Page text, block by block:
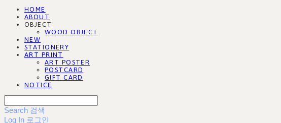
HOME
ABOUT
OBJECT
WOOD OBJECT
NEW
STATIONERY
ART PRINT
ART POSTER
POSTCARD
GIFT CARD
NOTICE
Search 검색
Log In 로그인